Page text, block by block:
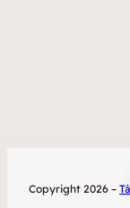
Copyright 2026 –